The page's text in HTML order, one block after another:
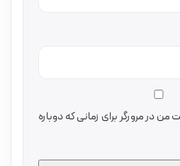
من در مرورگر برای زمانی که دوباره